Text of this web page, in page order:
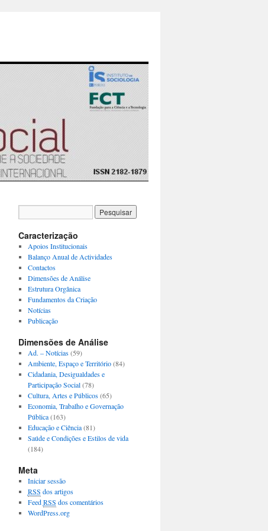
Caracterização
Apoios Institucionais
Balanço Anual de Actividades
Contactos
Dimensões de Análise
Estrutura Orgânica
Fundamentos da Criação
Notícias
Publicação
Dimensões de Análise
Ad. – Notícias(59)
Ambiente, Espaço e Território(84)
Cidadania, Desigualdades e
Participação Social(78)
Cultura, Artes e Públicos(65)
Economia, Trabalho e Governação
Pública(163)
Educação e Ciência(81)
Saúde e Condições e Estilos de vida
(184)
Meta
Iniciar sessão
RSS dos artigos
FeedRSS dos comentários
WordPress.org